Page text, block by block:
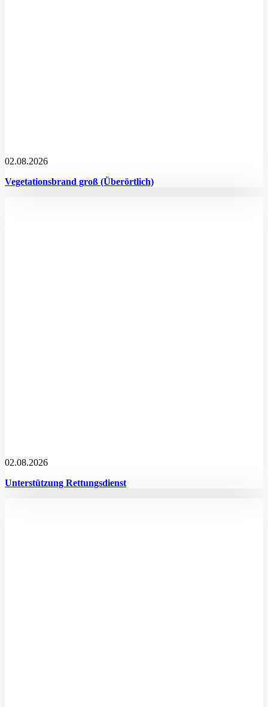
02.08.2026
Vegetationsbrand groß (Überörtlich)
02.08.2026
Unterstützung Rettungsdienst